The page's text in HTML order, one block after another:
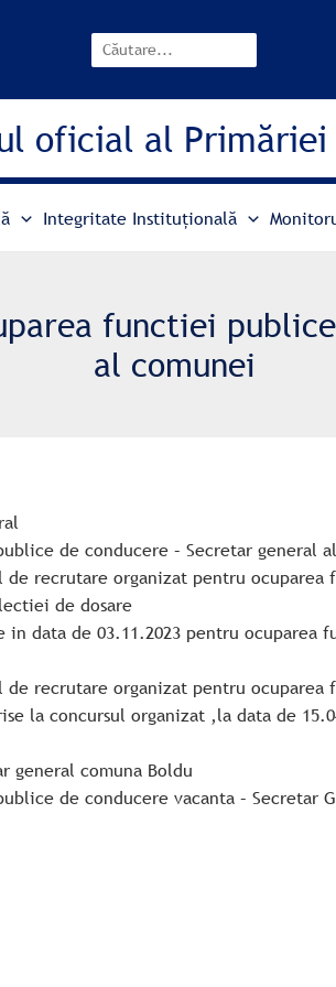
oficial al Primăriei
Integritate Instituțională
functiei
al comunei
de conducere – Secretar general
recrutare organizat pentru
de dosare
data de 03.11.2023 pentru
recrutare organizat pentru
la concursul organizat ,la data de
general comuna Boldu
de conducere vacanta – Secretar